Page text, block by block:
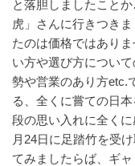
と落胆しましたことか
虎」さんに行きつきま
たのは価格ではありま
い方や選び方につい
勢や営業のあり方etc.
る、全くに嘗ての日
段の思い入れに全くに
月24日に足踏竹を受
てみましたらば、ギャ